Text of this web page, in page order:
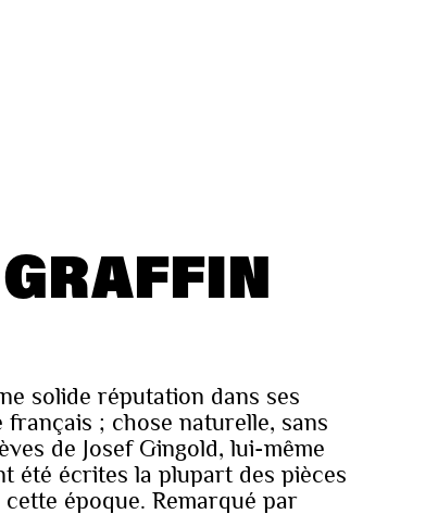
solide réputation dans ses
; chose naturelle, sans
de Josef Gingold, lui-même
été écrites la plupart des pièces
époque. Remarqué par